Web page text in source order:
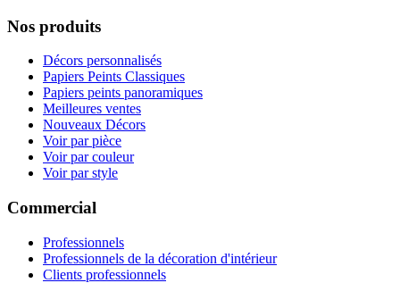
Nos produits
Décors personnalisés
Papiers Peints Classiques
Papiers peints panoramiques
Meilleures ventes
Nouveaux Décors
Voir par pièce
Voir par couleur
Voir par style
Commercial
Professionnels
Professionnels de la décoration d'intérieur
Clients professionnels